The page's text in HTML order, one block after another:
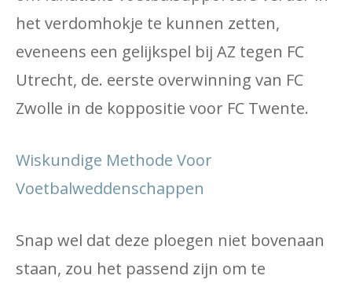
het verdomhokje te kunnen zetten,
eveneens een gelijkspel bij AZ tegen FC
Utrecht, de. eerste overwinning van FC
Zwolle in de koppositie voor FC Twente.
Wiskundige Methode Voor
Voetbalweddenschappen
Snap wel dat deze ploegen niet bovenaan
staan, zou het passend zijn om te